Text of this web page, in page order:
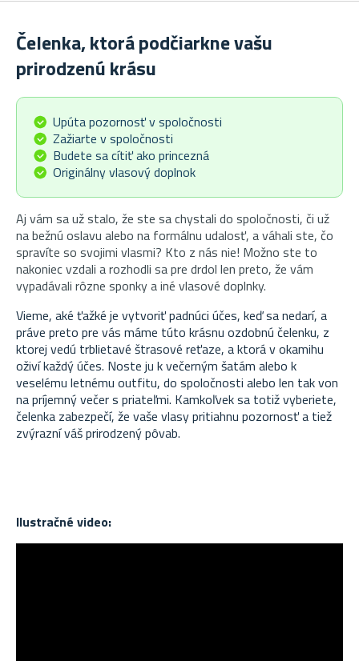
Čelenka, ktorá podčiarkne vašu
prirodzenú krásu
Upúta pozornosť v spoločnosti
Zažiarte v spoločnosti
Budete sa cítiť ako princezná
Originálny vlasový doplnok
Aj vám sa už stalo, že ste sa chystali do spoločnosti, či už
na bežnú oslavu alebo na formálnu udalosť, a váhali ste, čo
spravíte so svojimi vlasmi? Kto z nás nie! Možno ste to
nakoniec vzdali a rozhodli sa pre drdol len preto, že vám
vypadávali rôzne sponky a iné vlasové doplnky.
Vieme, aké ťažké je vytvoriť padnúci účes, keď sa nedarí, a
práve preto pre vás máme túto krásnu ozdobnú čelenku, z
ktorej vedú trblietavé štrasové reťaze, a ktorá v okamihu
oživí každý účes. Noste ju k večerným šatám alebo k
veselému letnému outfitu, do spoločnosti alebo len tak von
na príjemný večer s priateľmi. Kamkoľvek sa totiž vyberiete,
čelenka zabezpečí, že vaše vlasy pritiahnu pozornosť a tiež
zvýrazní váš prirodzený pôvab.
Ilustračné video: